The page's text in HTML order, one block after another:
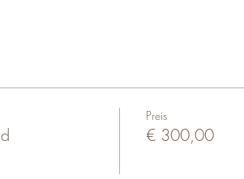
Preis
€ 300,00